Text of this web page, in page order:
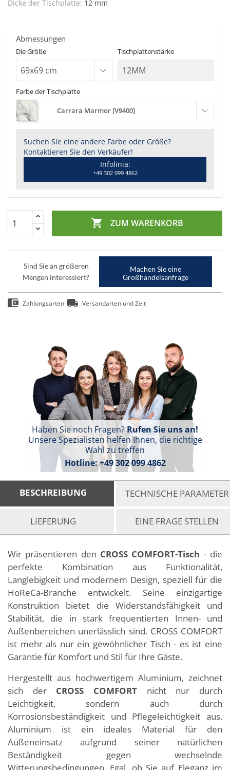
Dicke der Tischplatte: 12 mm
Farbe der Tischplatte
Carrara Marmor [V9400]
Suchen Sie eine andere Farbe oder Größe?
Kontaktieren Sie den Verkäufer!
Infolinia:
+49 302 099 4862
Die Größe Tischplattenstärke
Abmessungen
 ZUM WARENKORB
Sind Sie an größeren
Mengen interessiert?
Machen Sie eine
Großhandelsanfrage
Zahlungsarten Versandarten und Zeit
Haben Sie noch Fragen?Rufen Sie uns an!
Unsere Spezialisten helfen Ihnen, die richtige
Wahl zu treffen
Hotline:+49 302 099 4862
BESCHREIBUNG TECHNISCHE PARAMETER
LIEFERUNG EINE FRAGE STELLEN
Wir präsentieren den CROSS COMFORT-Tisch - die
perfekte Kombination aus Funktionalität,
Langlebigkeit und modernem Design, speziell für die
HoReCa-Branche entwickelt. Seine einzigartige
Konstruktion bietet die Widerstandsfähigkeit und
Stabilität, die in stark frequentierten Innen- und
Außenbereichen unerlässlich sind. CROSS COMFORT
ist mehr als nur ein gewöhnlicher Tisch - es ist eine
Garantie für Komfort und Stil für Ihre Gäste.
Hergestellt aus hochwertigem Aluminium, zeichnet
sich der CROSS COMFORT nicht nur durch
Leichtigkeit, sondern auch durch
Korrosionsbeständigkeit und Pflegeleichtigkeit aus.
Aluminium ist ein ideales Material für den
Außeneinsatz aufgrund seiner natürlichen
Beständigkeit gegen wechselnde
Witterungsbedingungen. Egal, ob Sie auf Eleganz im